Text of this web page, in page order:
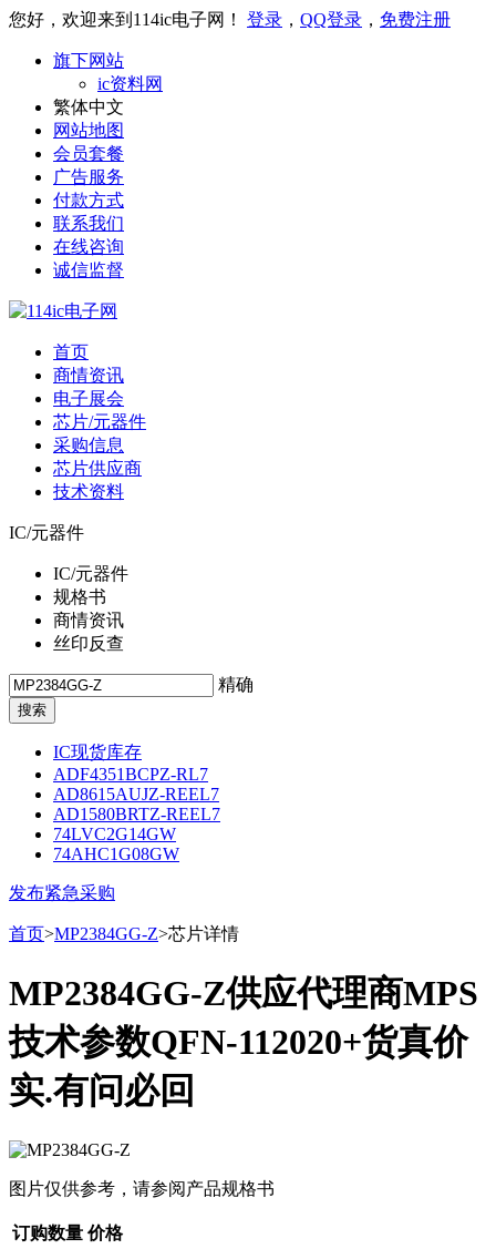
您好，欢迎来到114ic电子网！ 登录 ， QQ登录 ， 免费注册
旗下网站
ic资料网
繁体中文
网站地图
会员套餐
广告服务
付款方式
联系我们
在线咨询
诚信监督
首页
商情资讯
电子展会
芯片/元器件
采购信息
芯片供应商
技术资料
IC/元器件
IC/元器件
规格书
商情资讯
丝印反查
精确
IC现货库存
ADF4351BCPZ-RL7
AD8615AUJZ-REEL7
AD1580BRTZ-REEL7
74LVC2G14GW
74AHC1G08GW
发布紧急采购
首页>MP2384GG-Z>芯片详情
MP2384GG-Z供应代理商MPS
技术参数QFN-112020+货真价
实.有问必回
图片仅供参考，请参阅产品规格书
订购数量 价格